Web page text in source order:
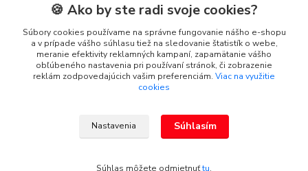
Zákaznícka podpora
+421 908 479 200
info@ludovymotiv.sk
Dvorščáková, Za vodou 1388/12, 064 01 Stará Ľubovňa, info@ludovymotiv.sk
🍪 Ako by ste radi svoje cookies?
Súbory cookies používame na správne fungovanie nášho e-shopu
a v prípade vášho súhlasu tiež na sledovanie štatistík o webe,
meranie efektivity reklamných kampaní, zapamätanie vášho
obľúbeného nastavenia pri používaní stránok, či zobrazenie
reklám zodpovedajúcich vašim preferenciám. Viac na využitie
cookies
Nastavenia Súhlasím
Súhlas môžete odmietnuťtu.